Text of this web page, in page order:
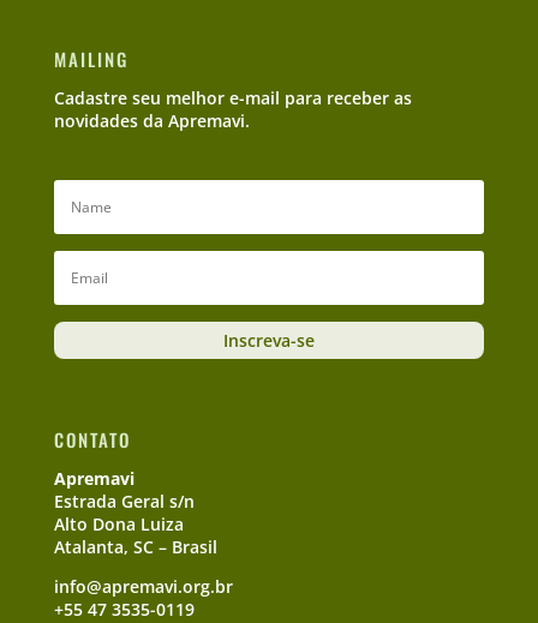
MAILING
Cadastre seu melhor e-mail para receber as
novidades da Apremavi.
Inscreva-se
CONTATO
Apremavi
Estrada Geral s/n
Alto Dona Luiza
Atalanta, SC – Brasil
info@apremavi.org.br
+55 47 3535-0119